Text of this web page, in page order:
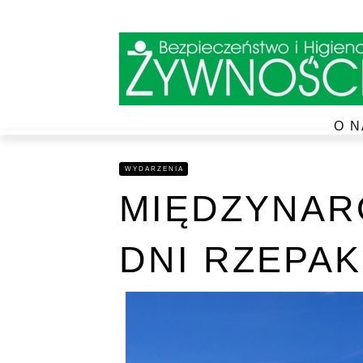
O
WYDARZENIA
DNI